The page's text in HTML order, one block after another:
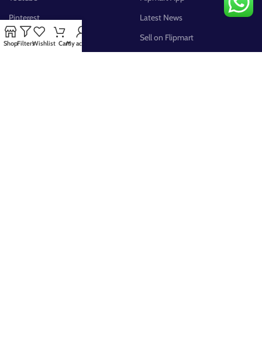
Pinterest
FB Group
Latest News
Sell on Flipmart
ShopFiltersWishlist CartMy account